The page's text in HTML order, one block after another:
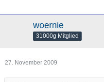
woernie
31000g Mitglied
27. November 2009